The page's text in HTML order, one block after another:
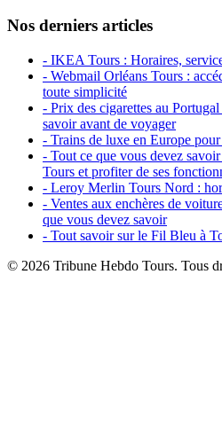
Nos derniers articles
- IKEA Tours : Horaires,
- Webmail Orléans Tours :
toute simplicité
- Prix des cigarettes au
savoir avant de voyager
- Trains de luxe en Europe
- Tout ce que vous devez
Tours et profiter de ses
- Leroy Merlin Tours Nord :
- Ventes aux enchères de
que vous devez savoir
- Tout savoir sur le Fil Bleu à
© 2026 Tribune Hebdo Tours. Tous